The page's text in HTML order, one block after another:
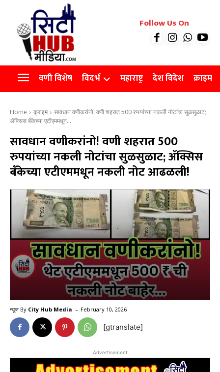
रियल इस्टेट
Videos
Agro
Follow Us On
वणी विशेष विदर्भ महाराष्ट्र देश विदेश क्राइम
Home क्राइम
सावधान वणीकरांनो! वणी शहरात 500 रुपयांच्या नकली नोटांचा सुळसुळाट;
ॲक्सिस बँकेच्या एटीएममधून...
सावधान वणीकरांनो! वणी शहरात 500
रुपयांच्या नकली नोटांचा सुळसुळाट; ॲक्सिस
बँकेच्या एटीएममधून नकली नोट आढळली!
न्यूज By City Hub Media - February 10, 2026
[gtranslate]
Advertisement